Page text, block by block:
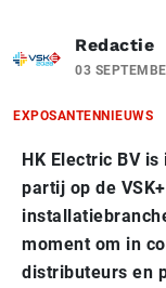
Redactie
03
EXPOSANTENNIEUWS
HK Electric BV
partij op de
moment om in
distributeurs en